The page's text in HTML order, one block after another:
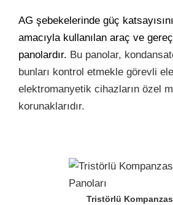
AG şebekelerinde güç
amacıyla kullanılan araç ve
panolardır. Bu panolar,
bunları kontrol etmekle görevli
elektromanyetik cihazların özel
korunaklarıdır.
Tristörlü